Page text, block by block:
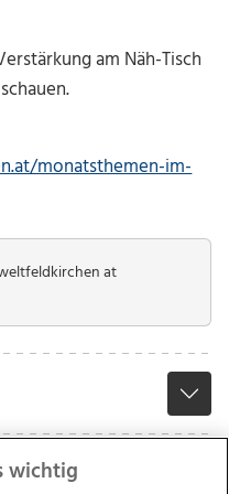
am Näh-Tisch
monatsthemen-im-
at
wichtig